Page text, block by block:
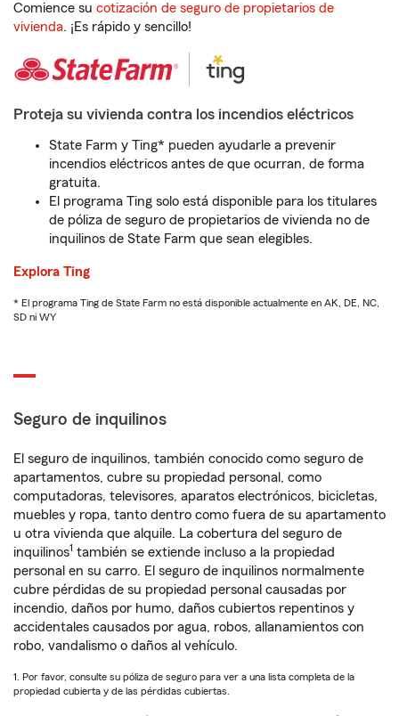
Comience su cotización de seguro de propietarios de
vivienda. ¡Es rápido y sencillo!
Proteja su vivienda contra los incendios eléctricos
State Farm y Ting* pueden ayudarle a prevenir
incendios eléctricos antes de que ocurran, de forma
gratuita.
El programa Ting solo está disponible para los titulares
de póliza de seguro de propietarios de vivienda no de
inquilinos de State Farm que sean elegibles.
Explora Ting
* El programa Ting de State Farm no está disponible actualmente en AK, DE, NC,
SD ni WY
Seguro de inquilinos
El seguro de inquilinos, también conocido como seguro de
apartamentos, cubre su propiedad personal, como
computadoras, televisores, aparatos electrónicos, bicicletas,
muebles y ropa, tanto dentro como fuera de su apartamento
u otra vivienda que alquile. La cobertura del seguro de
inquilinos1 también se extiende incluso a la propiedad
personal en su carro. El seguro de inquilinos normalmente
cubre pérdidas de su propiedad personal causadas por
incendio, daños por humo, daños cubiertos repentinos y
accidentales causados por agua, robos, allanamientos con
robo, vandalismo o daños al vehículo.
1. Por favor, consulte su póliza de seguro para ver a una lista completa de la
propiedad cubierta y de las pérdidas cubiertas.